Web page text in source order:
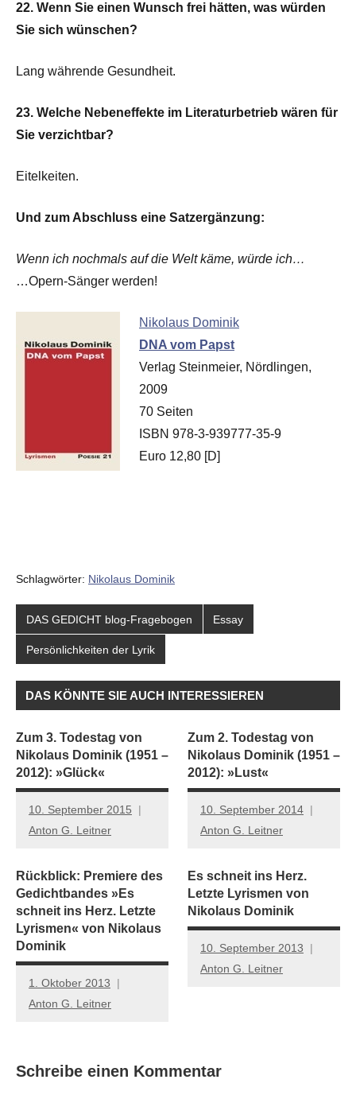
22. Wenn Sie einen Wunsch frei hätten, was würden
Sie sich wünschen?
Lang währende Gesundheit.
23. Welche Nebeneffekte im Literaturbetrieb wären für
Sie verzichtbar?
Eitelkeiten.
Und zum Abschluss eine Satzergänzung:
Wenn ich nochmals auf die Welt käme, würde ich…
…Opern-Sänger werden!
Nikolaus Dominik
DNA vom Papst
Verlag Steinmeier, Nördlingen,
2009
70 Seiten
ISBN 978-3-939777-35-9
Euro 12,80 [D]
Schlagwörter: Nikolaus Dominik
DAS GEDICHT blog-Fragebogen Essay
Persönlichkeiten der Lyrik
DAS KÖNNTE SIE AUCH INTERESSIEREN
Zum 3. Todestag von
Nikolaus Dominik (1951 –
2012): »Glück«
10. September 2015
Anton G. Leitner
Zum 2. Todestag von
Nikolaus Dominik (1951 –
2012): »Lust«
10. September 2014
Anton G. Leitner
Rückblick: Premiere des
Gedichtbandes »Es
schneit ins Herz. Letzte
Lyrismen« von Nikolaus
Dominik
1. Oktober 2013
Anton G. Leitner
Es schneit ins Herz.
Letzte Lyrismen von
Nikolaus Dominik
10. September 2013
Anton G. Leitner
Schreibe einen Kommentar